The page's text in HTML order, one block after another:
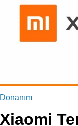
Donanım
Xiaomi